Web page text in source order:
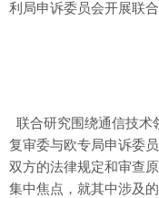
利局申诉委员会开展联
联合研究围绕通信技术
复审委与欧专局申诉委
双方的法律规定和审查
集中焦点，就其中涉及